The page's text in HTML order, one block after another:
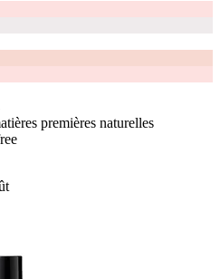
premières naturelles